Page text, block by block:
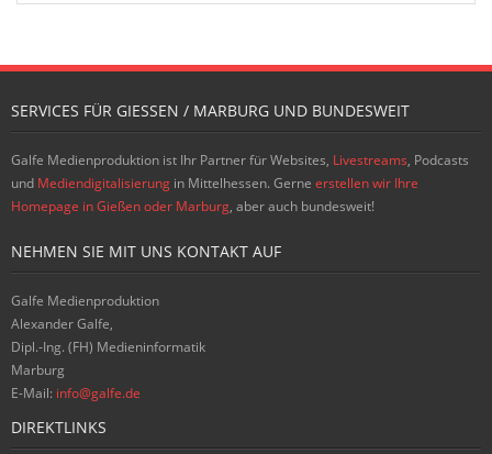
SERVICES FÜR GIESSEN / MARBURG UND BUNDESWEIT
Galfe Medienproduktion ist Ihr Partner für Websites, Livestreams, Podcasts
und Mediendigitalisierung in Mittelhessen. Gerne erstellen wir Ihre
Homepage in Gießen oder Marburg, aber auch bundesweit!
NEHMEN SIE MIT UNS KONTAKT AUF
Galfe Medienproduktion
Alexander Galfe,
Dipl.-Ing. (FH) Medieninformatik
Marburg
E-Mail: info@galfe.de
DIREKTLINKS